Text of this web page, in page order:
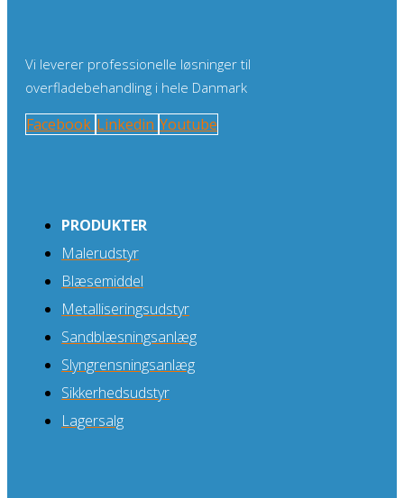
Vi leverer professionelle løsninger til
overfladebehandling i hele Danmark
Facebook Linkedin Youtube
PRODUKTER
Malerudstyr
Blæsemiddel
Metalliseringsudstyr
Sandblæsningsanlæg
Slyngrensningsanlæg
Sikkerhedsudstyr
Lagersalg